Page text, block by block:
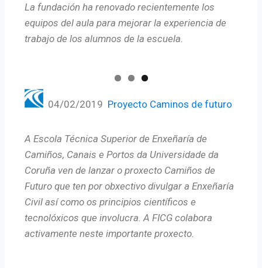
La fundación ha renovado recientemente los
equipos del aula para mejorar la experiencia de
trabajo de los alumnos de la escuela.
04/02/2019 Proyecto Caminos de futuro
A Escola Técnica Superior de Enxeñaría de
Camiños, Canais e Portos da Universidade da
Coruña ven de lanzar o proxecto Camiños de
Futuro que ten por obxectivo divulgar a Enxeñaría
Civil así como os principios científicos e
tecnolóxicos que involucra. A FICG colabora
activamente neste importante proxecto.